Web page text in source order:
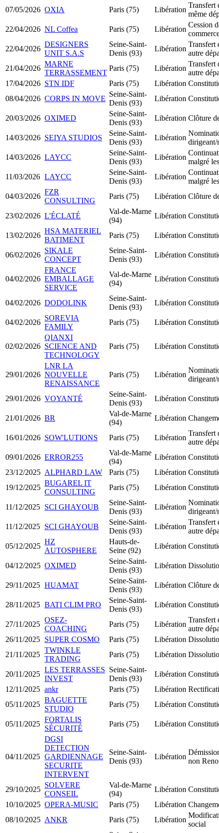
07/05/2026 OXIA Paris (75) Libération
Transfert
même
22/04/2026 NL Coffea Paris (75) Libération
Cession
22/04/2026
DESIGNERS
UNIT S.A.S
Seine-Saint-
Denis (93)
Libération
Transfert
autre
21/04/2026
MARNE
TERRASSEMENT
Paris (75) Libération
Transfert
autre
17/04/2026 STN IDF Paris (75) Libération
08/04/2026 CORPS IN MOVE
Seine-Saint-
Denis (93)
Libération
20/03/2026 OXIMED
Seine-Saint-
Denis (93)
Libération Clôture
14/03/2026 SEIYA STUDIOS
Seine-Saint-
Denis (93)
Libération
dirigeant/
14/03/2026 LAYCC
Seine-Saint-
Denis (93)
Libération
malgré
11/03/2026 LAYCC
Seine-Saint-
Denis (93)
Libération
malgré
04/03/2026
FZR
CONSULTING
Paris (75) Libération Clôture
23/02/2026 L'ÉCLATÉ
Val-de-Marne
(94)
Libération
13/02/2026
HSA MATERIEL
BATIMENT
Paris (75) Libération
06/02/2026
SIKALE
CONCEPT
Seine-Saint-
Denis (93)
Libération
04/02/2026
FRANCE
EMBALLAGE
SERVICE
Val-de-Marne
(94)
Libération
04/02/2026 DODOLINK
Seine-Saint-
Denis (93)
Libération
04/02/2026
SOREVIA
FAMILY
Paris (75) Libération
02/02/2026
QIANXI
SCIENCE AND
TECHNOLOGY
Paris (75) Libération
29/01/2026
LNR LA
NOUVELLE
RENAISSANCE
Paris (75) Libération
dirigeant/
29/01/2026 VOYANTÉ
Seine-Saint-
Denis (93)
Libération
21/01/2026 BR
Val-de-Marne
(94)
Libération
16/01/2026 SOW'LUTIONS Paris (75) Libération
Transfert
autre
09/01/2026 ERROR255
Val-de-Marne
(94)
Libération
23/12/2025 ALPHARD LAW Paris (75) Libération
19/12/2025
BUGAREL IT
CONSULTING
Paris (75) Libération
11/12/2025 SCI GHAYOUB
Seine-Saint-
Denis (93)
Libération
dirigeant/
11/12/2025 SCI GHAYOUB
Seine-Saint-
Denis (93)
Libération
Transfert
autre
05/12/2025
HZ
AUTOSPHERE
Hauts-de-
Seine (92)
Libération
04/12/2025 OXIMED
Seine-Saint-
Denis (93)
Libération
29/11/2025 HUAMAT
Seine-Saint-
Denis (93)
Libération Clôture
28/11/2025 BATI CLIM PRO
Seine-Saint-
Denis (93)
Libération
27/11/2025
OSEZ-
COACHING
Paris (75) Libération
Transfert
autre
26/11/2025 SUPER COSMO Paris (75) Libération
21/11/2025
TWINKLE
TRADING
Paris (75) Libération
20/11/2025
LES TERRASSES
INVEST
Seine-Saint-
Denis (93)
Libération
12/11/2025 ankr Paris (75) Libération
05/11/2025
BAGUETTE
STUDIO
Paris (75) Libération
05/11/2025
FORTALIS
SÉCURITÉ
Paris (75) Libération
04/11/2025
DGSI
DETECTION
GARDIENNAGE
SECURITE
INTERVENT
Seine-Saint-
Denis (93)
Libération
non
29/10/2025
SOLVERE
CONSEIL
Val-de-Marne
(94)
Libération
10/10/2025 OPERA-MUSIC Paris (75) Libération
08/10/2025 ANKR Paris (75) Libération
social